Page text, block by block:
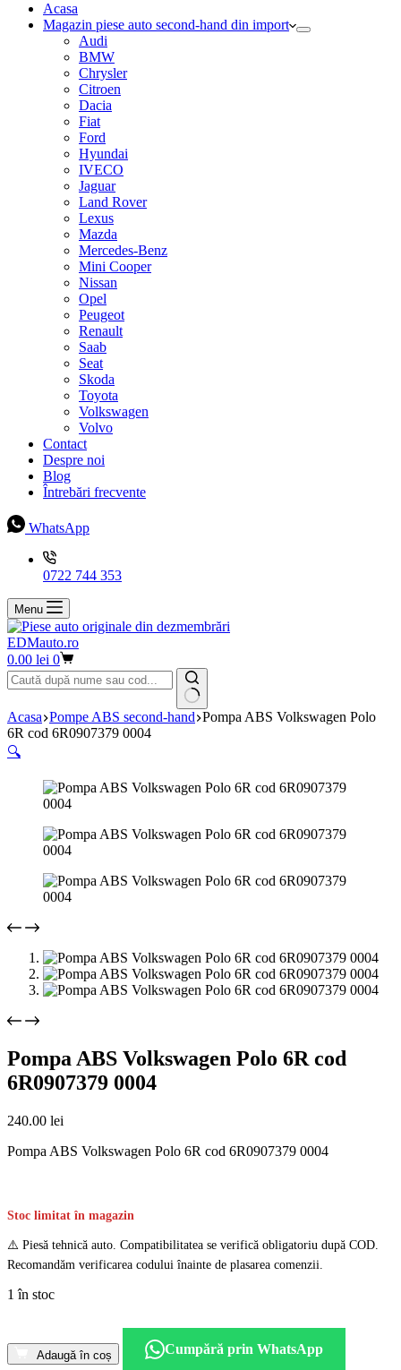
cumpărături
Acasa
Magazin piese auto second-hand din import
Audi
BMW
Chrysler
Citroen
Dacia
Fiat
Ford
Hyundai
IVECO
Jaguar
Land Rover
Lexus
Mazda
Mercedes-Benz
Mini Cooper
Nissan
Opel
Peugeot
Renault
Saab
Seat
Skoda
Toyota
Volkswagen
Volvo
Contact
Despre noi
Blog
Întrebări frecvente
WhatsApp
0722 744 353
Menu
EDMauto.ro
Coș
de
cumpărături
0.00 lei 0
Niciun
rezultat
Acasa Pompe ABS second-hand Pompa ABS Volkswagen Polo
6R cod 6R0907379 0004
🔍
Pompa ABS Volkswagen Polo 6R cod
6R0907379 0004
240.00 lei
Pompa ABS Volkswagen Polo 6R cod 6R0907379 0004
Stoc limitat în magazin
⚠️ Piesă tehnică auto. Compatibilitatea se verifică obligatoriu după COD.
Recomandăm verificarea codului înainte de plasarea comenzii.
1 în stoc
Pompa
Adaugă în coș Cumpără prin WhatsApp